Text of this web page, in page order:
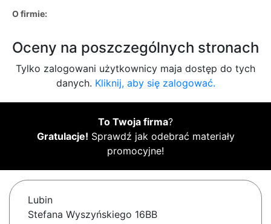
O firmie:
Oceny na poszczególnych stronach
Tylko zalogowani użytkownicy maja dostęp do tych
danych. Kliknij, aby się zalogować.
To Twoja firma?
Gratulacje! Sprawdź jak odebrać materiały
promocyjne!
Lubin
Stefana Wyszyńskiego 16BB